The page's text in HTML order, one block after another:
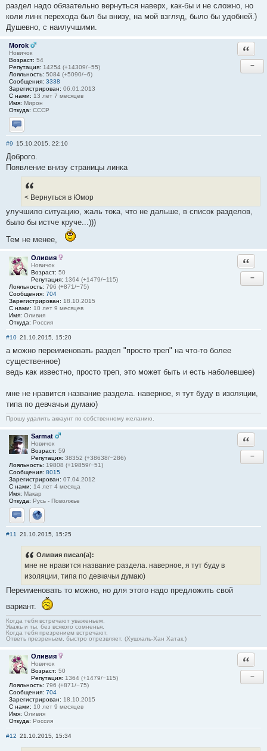
раздел надо обязательно вернуться наверх, как-бы и не сложно, но
коли линк перехода был бы внизу, на мой взгляд, было бы удобней.)
Душевно, с наилучшими.
Morok
Новичок
Возраст: 54
Репутация: 14254 (+14309/−55)
Лояльность: 5084 (+5090/−6)
Сообщения: 3338
Зарегистрирован: 06.01.2013
С нами: 13 лет 7 месяцев
Имя: Мирон
Откуда: СССР
Отправить личное сообщение
−
#9 15.10.2015, 22:10
Доброго.
Появление внизу страницы линка
< Вернуться в Юмор
улучшило ситуацию, жаль тока, что не дальше, в список разделов,
было бы истче круче...)))
Тем не менее,
Оливия
Новичок
Возраст: 50
Репутация: 1364 (+1479/−115)
Лояльность: 796 (+871/−75)
Сообщения: 704
Зарегистрирован: 18.10.2015
С нами: 10 лет 9 месяцев
Имя: Оливия
Откуда: Россия
−
#10 21.10.2015, 15:20
а можно переименовать раздел "просто треп" на что-то более
существенное)
ведь как известно, просто треп, это может быть и есть наболевшее)
мне не нравится название раздела. наверное, я тут буду в изоляции,
типа по девчачьи думаю)
Прошу удалить аккаунт по собственному желанию.
Sarmat
Новичок
Возраст: 59
Репутация: 38352 (+38638/−286)
Лояльность: 19808 (+19859/−51)
Сообщения: 8015
Зарегистрирован: 07.04.2012
С нами: 14 лет 4 месяца
Имя: Макар
Откуда: Русь - Поволжье
Отправить личное сообщение
Сайт
−
#11 21.10.2015, 15:25
Оливия писал(а):
мне не нравится название раздела. наверное, я тут буду в
изоляции, типа по девчачьи думаю)
Переименовать то можно, но для этого надо предложить свой
вариант.
Когда тебя встречают уваженьем,
Уважь и ты, без всякого сомненья.
Когда тебя презрением встречают,
Ответь презреньем, быстро отрезвляет. (Хушхаль-Хан Хатак.)
Оливия
Новичок
Возраст: 50
Репутация: 1364 (+1479/−115)
Лояльность: 796 (+871/−75)
Сообщения: 704
Зарегистрирован: 18.10.2015
С нами: 10 лет 9 месяцев
Имя: Оливия
Откуда: Россия
−
#12 21.10.2015, 15:34